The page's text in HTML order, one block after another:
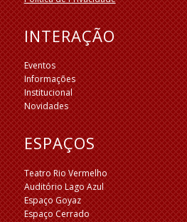
INTERAÇÃO
Eventos
Informações
Institucional
Novidades
ESPAÇOS
Teatro Rio Vermelho
Auditório Lago Azul
Espaço Goyaz
Espaço Cerrado